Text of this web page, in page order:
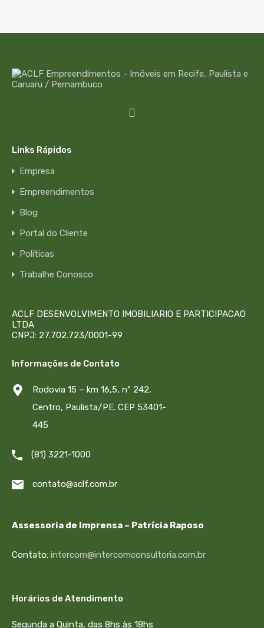
Links Rápidos
Empresa
Empreendimentos
Blog
Portal do Cliente
Políticas
Trabalhe Conosco
ACLF DESENVOLVIMENTO IMOBILIARIO E PARTICIPACAO
LTDA
CNPJ: 27.702.723/0001-99
Informações de Contato
Rodovia 15 – km 16,5, nº 242,
Centro, Paulista/PE. CEP 53401-
445
(81) 3221-1000
contato@aclf.com.br
Assessoria de Imprensa – Patrícia Raposo
Contato: intercom@intercomconsultoria.com.br
Horários de Atendimento
Segunda a Quinta, das 8hs às 18hs